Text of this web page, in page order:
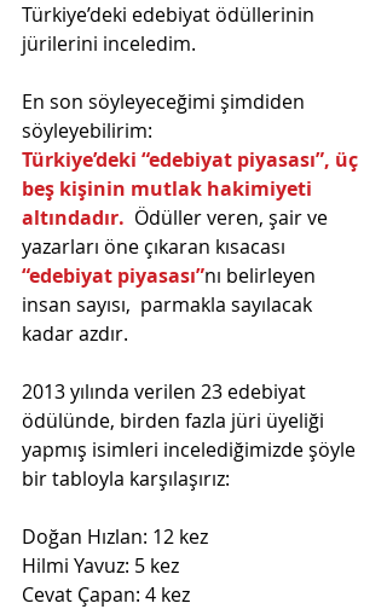
Türkiye’deki edebiyat ödüllerinin
jürilerini inceledim.
En son söyleyeceğimi şimdiden
söyleyebilirim:
Türkiye’deki “edebiyat piyasası”, üç
beş kişinin mutlak hakimiyeti
altındadır. Ödüller veren, şair ve
yazarları öne çıkaran kısacası
“edebiyat piyasası”nı belirleyen
insan sayısı,  parmakla sayılacak
kadar azdır.
2013 yılında verilen 23 edebiyat
ödülünde, birden fazla jüri üyeliği
yapmış isimleri incelediğimizde şöyle
bir tabloyla karşılaşırız:
Doğan Hızlan: 12 kez
Hilmi Yavuz: 5 kez
Cevat Çapan: 4 kez